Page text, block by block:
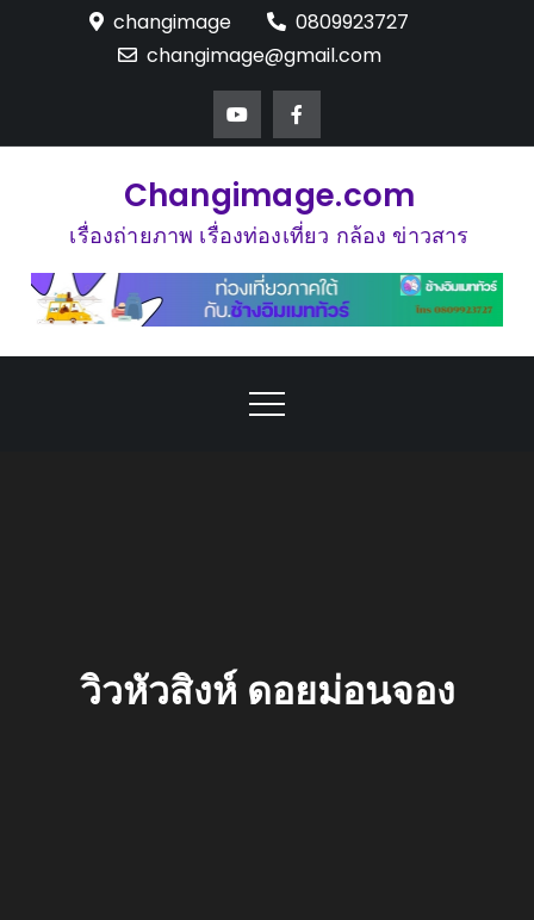
changimage
0809923727
changimage@gmail.com
Changimage.com
เรื่องถ่ายภาพ เรื่องท่องเที่ยว กล้อง ข่าวสาร
วิวหัวสิงห์ ดอยม่อนจอง